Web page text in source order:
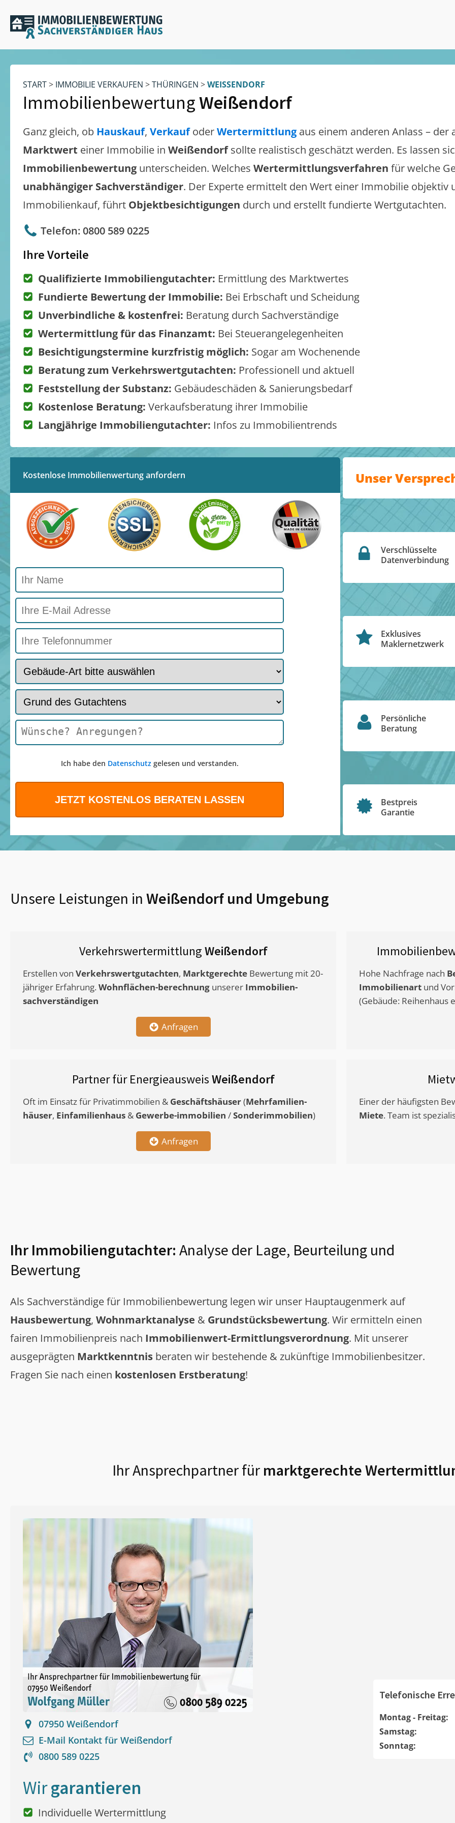
START> IMMOBILIE VERKAUFEN >THÜRINGEN >WEISSENDORF
ImmobilienbewertungWeißendorf
Ganz gleich, ob Hauskauf, VerkaufoderWertermittlung aus einem anderen Anlass – der
Marktwert einer Immobilie in Weißendorf sollte realistisch geschätzt werden. Es lassen
Immobilienbewertung unterscheiden. Welches Wertermittlungsverfahren für welche
unabhängiger Sachverständiger. Der Experte ermittelt den Wert einer Immobilie objektiv
Immobilienkauf, führt Objektbesichtigungen durch und erstellt fundierte Wertgutachten.
Telefon: 0800 589 0225
Ihre Vorteile
Qualifizierte Immobiliengutachter: Ermittlung des Marktwertes
Fundierte Bewertung der Immobilie: Bei Erbschaft und Scheidung
Unverbindliche & kostenfrei: Beratung durch Sachverständige
Wertermittlung für das Finanzamt: Bei Steuerangelegenheiten
Besichtigungstermine kurzfristig möglich: Sogar am Wochenende
Beratung zum Verkehrswertgutachten: Professionell und aktuell
Feststellung der Substanz: Gebäudeschäden & Sanierungsbedarf
Kostenlose Beratung: Verkaufsberatung ihrer Immobilie
Langjährige Immobiliengutachter: Infos zu Immobilientrends
Kostenlose Immobilienwertung anfordern
Ich habe den Datenschutzgelesen und verstanden.
Unser
Verschlüsselte
Datenverbindung
Exklusives
Maklernetzwerk
Persönliche
Beratung
Bestpreis
Garantie
Unsere Leistungen in Weißendorfund Umgebung
VerkehrswertermittlungWeißendorf
Erstellen von Verkehrswertgutachten, Marktgerechte Bewertung mit 20-
jähriger Erfahrung. Wohnflächen-berechnung unserer Immobilien-
sachverständigen
Anfragen
Hohe Nachfrage nach
Immobilienart und
(Gebäude: Reihenhaus
Partner für EnergieausweisWeißendorf
Oft im Einsatz für Privatimmobilien & Geschäftshäuser(Mehrfamilien-
häuser, Einfamilienhaus & Gewerbe-immobilien /Sonderimmobilien)
Anfragen
Einer der häufigsten
Miete. Team ist
Ihr Immobiliengutachter: Analyse der Lage, Beurteilung und
Bewertung
Als Sachverständige für Immobilienbewertung legen wir unser Hauptaugenmerk auf
Hausbewertung, Wohnmarktanalyse & Grundstücksbewertung. Wir ermitteln einen
fairen Immobilienpreis nach Immobilienwert-Ermittlungsverordnung. Mit unserer
ausgeprägten Marktkenntnis beraten wir bestehende & zukünftige Immobilienbesitzer.
Fragen Sie nach einen kostenlosen Erstberatung!
Ihr Ansprechpartner fürmarktgerechte
07950 Weißendorf
E-Mail Kontakt für Weißendorf
0800 589 0225
Telefonische
Montag - Freitag:
Samstag:
Sonntag:
Wirgarantieren
Individuelle Wertermittlung